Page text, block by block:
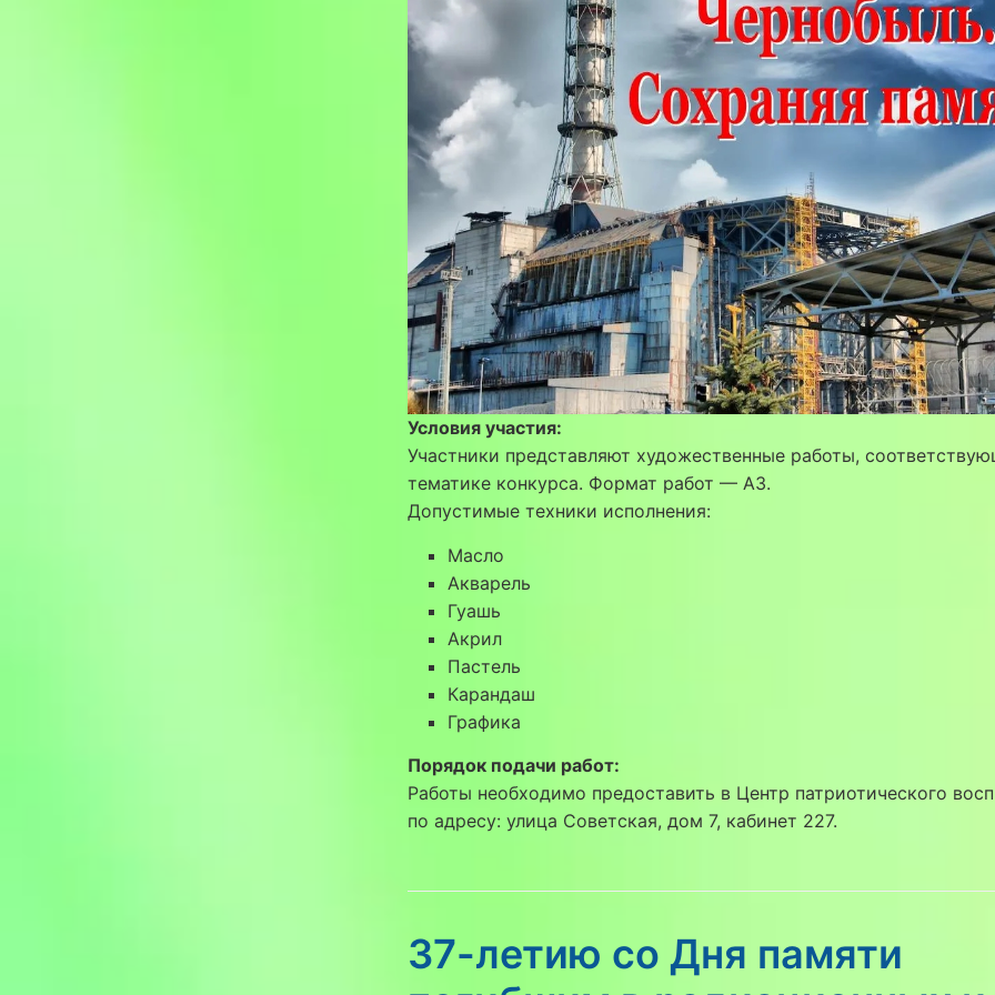
Условия участия:
Участники представляют художественные работы,
тематике конкурса. Формат работ — А3.
Допустимые техники исполнения:
Масло
Акварель
Гуашь
Акрил
Пастель
Карандаш
Графика
Порядок подачи работ:
Работы необходимо предоставить в Центр патриотического
по адресу: улица Советская, дом 7, кабинет 227.
37-летию со Дня памяти